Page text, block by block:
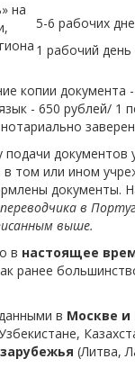
на
5-6 рабочих
1 рабочий день
копии документа
- 650 рублей/ 1
том или ином
документы.
в
выше.
в настоящее
ранее
в Москве и
(Литва,